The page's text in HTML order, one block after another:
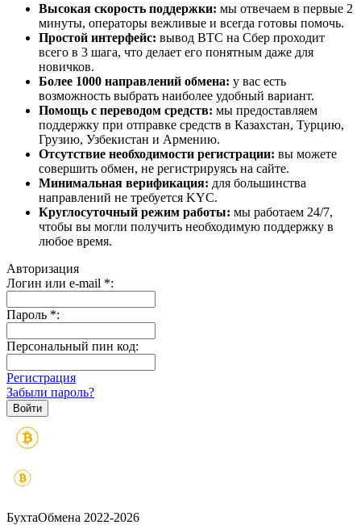
Высокая скорость поддержки: мы отвечаем в первые 2
минуты, операторы вежливые и всегда готовы помочь.
Простой интерфейс: вывод BTC на Сбер проходит
всего в 3 шага, что делает его понятным даже для
новичков.
Более 1000 направлений обмена: у вас есть
возможность выбрать наиболее удобный вариант.
Помощь с переводом средств: мы предоставляем
поддержку при отправке средств в Казахстан, Турцию,
Грузию, Узбекистан и Армению.
Отсутствие необходимости регистрации: вы можете
совершить обмен, не регистрируясь на сайте.
Минимальная верификация: для большинства
направлений не требуется KYC.
Круглосуточный режим работы: мы работаем 24/7,
чтобы вы могли получить необходимую поддержку в
любое время.
Авторизация
Логин или e-mail *:
Пароль *:
Персональный пин код:
Регистрация
Забыли пароль?
БухтаОбмена 2022-2026